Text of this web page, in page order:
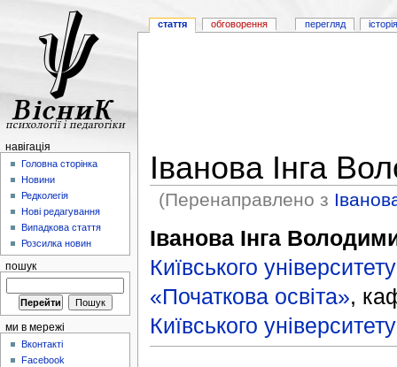
Іванова Інга
(Перенаправлено з
Іванова Інга
Київського
«Початкова освіта»,
Київського
стаття обговорення перегляд
навігація
Головна сторінка
Новини
Редколегія
Нові редагування
Випадкова стаття
Розсилка новин
пошук
ми в мережі
Вконтакті
Facebook